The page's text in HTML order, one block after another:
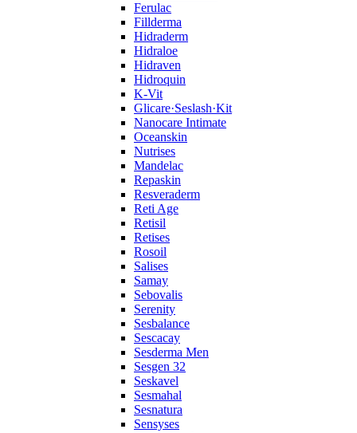
Ferulac
Fillderma
Hidraderm
Hidraloe
Hidraven
Hidroquin
K-Vit
Glicare·Seslash·Kit
Nanocare Intimate
Oceanskin
Nutrises
Mandelac
Repaskin
Resveraderm
Reti Age
Retisil
Retises
Rosoil
Salises
Samay
Sebovalis
Serenity
Sesbalance
Sescacay
Sesderma Men
Sesgen 32
Seskavel
Sesmahal
Sesnatura
Sensyses